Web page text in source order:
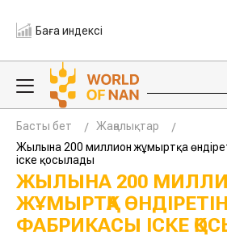
Баға индексі
Басты бет
Жаңалықтар
Жылына 200 миллион жұмыртқа
іске қосылады
ЖЫЛЫНА 200
ЖҰМЫРТҚА ӨНДІРЕТІН
ФАБРИКАСЫ ІСКЕ